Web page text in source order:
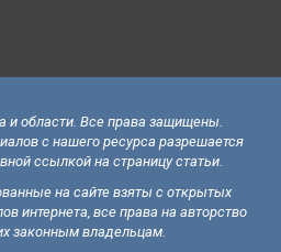
и области. Все права защищены.
с нашего ресурса разрешается
ссылкой на страницу статьи.
на сайте взяты с открытых
интернета, все права на авторство
законным владельцам.